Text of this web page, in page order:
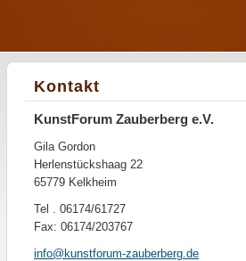
Kontakt
KunstForum Zauberberg e.V.
Gila Gordon
Herlenstückshaag 22
65779 Kelkheim
Tel . 06174/61727
Fax: 06174/203767
info@kunstforum-zauberberg.de